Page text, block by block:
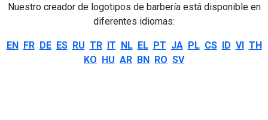
Nuestro creador de logotipos de barbería está disponible en
diferentes idiomas:
EN FR DE ES RU TR IT NL EL PT JA PL CS ID VI TH
KO HU AR BN RO SV